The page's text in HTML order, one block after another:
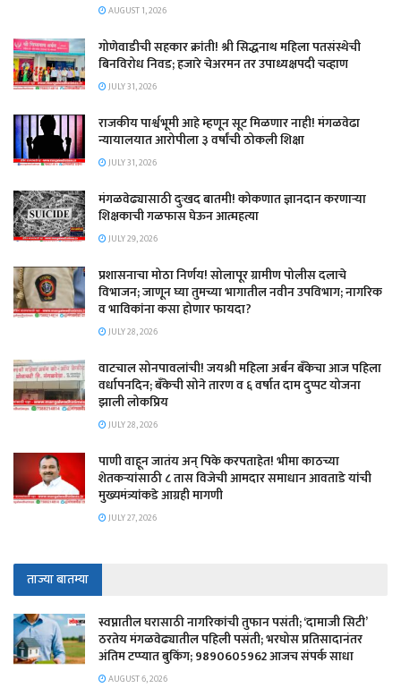
AUGUST 1, 2026
गोणेवाडीची सहकार क्रांती! श्री सिद्धनाथ महिला पतसंस्थेची
बिनविरोध निवड; हजारे चेअरमन तर उपाध्यक्षपदी चव्हाण
JULY 31, 2026
राजकीय पार्श्वभूमी आहे म्हणून सूट मिळणार नाही! मंगळवेढा
न्यायालयात आरोपीला ३ वर्षांची ठोकली शिक्षा
JULY 31, 2026
मंगळवेढ्यासाठी दुःखद बातमी! कोकणात ज्ञानदान करणाऱ्या
शिक्षकाची गळफास घेऊन आत्महत्या
JULY 29, 2026
प्रशासनाचा मोठा निर्णय! सोलापूर ग्रामीण पोलीस दलाचे
विभाजन; जाणून घ्या तुमच्या भागातील नवीन उपविभाग; नागरिक
व भाविकांना कसा होणार फायदा?
JULY 28, 2026
वाटचाल सोनपावलांची! जयश्री महिला अर्बन बँकेचा आज पहिला
वर्धापनदिन; बँकेची सोने तारण व ६ वर्षात दाम दुप्पट योजना
झाली लोकप्रिय
JULY 28, 2026
पाणी वाहून जातंय अन् पिके करपताहेत! भीमा काठच्या
शेतकऱ्यांसाठी ८ तास विजेची आमदार समाधान आवताडे यांची
मुख्यमंत्र्यांकडे आग्रही मागणी
JULY 27, 2026
ताज्या बातम्या
स्वप्नातील घरासाठी नागरिकांची तुफान पसंती; ‘दामाजी सिटी’
ठरतेय मंगळवेढ्यातील पहिली पसंती; भरघोस प्रतिसादानंतर
अंतिम टप्प्यात बुकिंग; 9890605962 आजच संपर्क साधा
AUGUST 6, 2026